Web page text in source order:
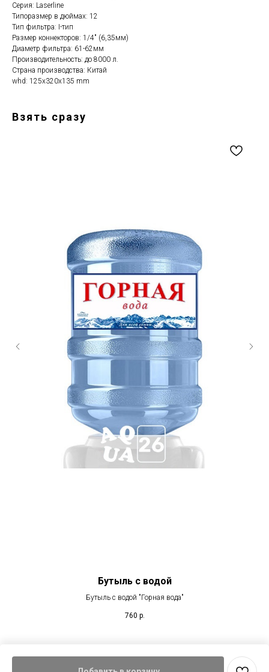
Серия: Laserline
Типоразмер в дюймах: 12
Тип фильтра: I-тип
Размер коннекторов: 1/4" (6,35мм)
Диаметр фильтра: 61-62мм
Производительность: до 8000 л.
Страна производства: Китай
whd: 125x320x135 mm
Взять сразу
Бутыль с водой
Бутыль с водой "Горная вода"
760 р.